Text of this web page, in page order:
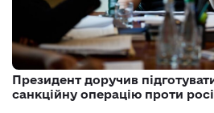
Президент доручив
санкційну операцію проти